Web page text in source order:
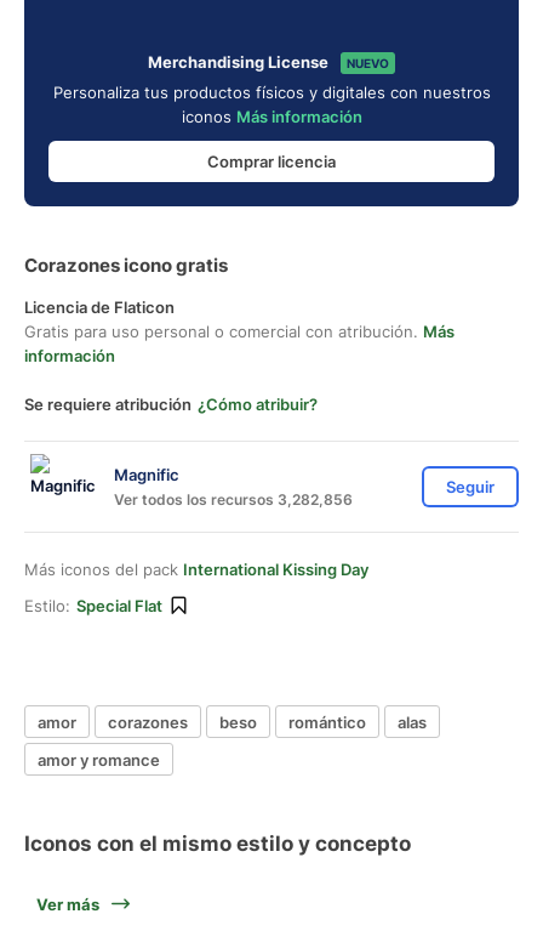
Merchandising License NUEVO
Personaliza tus productos físicos y digitales con nuestros
iconos Más información
Comprar licencia
Corazones icono gratis
Licencia de Flaticon
Gratis para uso personal o comercial con atribución. Más
información
Se requiere atribución ¿Cómo atribuir?
Magnific
Ver todos los recursos 3,282,856
Seguir
Más iconos del pack International Kissing Day
Estilo: Special Flat
amor corazones beso romántico
alas
amor y romance
Iconos con el mismo estilo y concepto
Ver más